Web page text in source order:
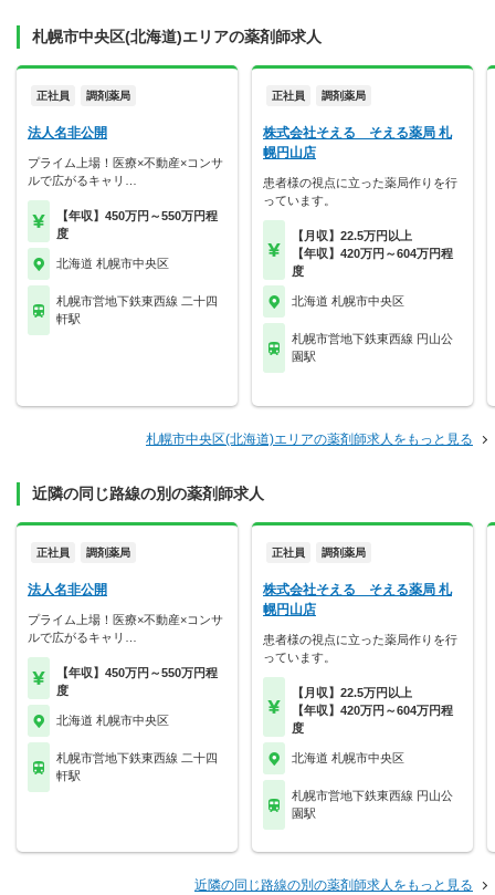
札幌市中央区(北海道)エリアの薬剤師求人
正社員 調剤薬局
法人名非公開
プライム上場！医療×不動産×コンサ
ルで広がるキャリ…
【年収】450万円～550万円程
度
北海道 札幌市中央区
札幌市営地下鉄東西線 二十四
軒駅
正社員 調剤薬局
株式会社そえる そえる薬局 札
幌円山店
患者様の視点に立った薬局作りを行
っています。
【月収】22.5万円以上
【年収】420万円～604万円程
度
北海道 札幌市中央区
札幌市営地下鉄東西線 円山公
園駅
札幌市中央区(北海道)エリアの薬剤師求人をもっと見る
近隣の同じ路線の別の薬剤師求人
正社員 調剤薬局
法人名非公開
プライム上場！医療×不動産×コンサ
ルで広がるキャリ…
【年収】450万円～550万円程
度
北海道 札幌市中央区
札幌市営地下鉄東西線 二十四
軒駅
正社員 調剤薬局
株式会社そえる そえる薬局 札
幌円山店
患者様の視点に立った薬局作りを行
っています。
【月収】22.5万円以上
【年収】420万円～604万円程
度
北海道 札幌市中央区
札幌市営地下鉄東西線 円山公
園駅
近隣の同じ路線の別の薬剤師求人をもっと見る